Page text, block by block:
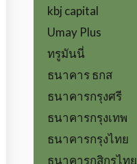
kbj capital
Umay Plus
ทรูมันนี่
ธนาคาร ธกส
ธนาคารกรุงศรี
ธนาคารกรุงเทพ
ธนาคารกรุงไทย
ธนาคารกสิกรไทย